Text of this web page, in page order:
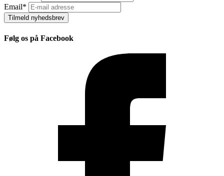
Email*
Tilmeld nyhedsbrev
Følg os på Facebook